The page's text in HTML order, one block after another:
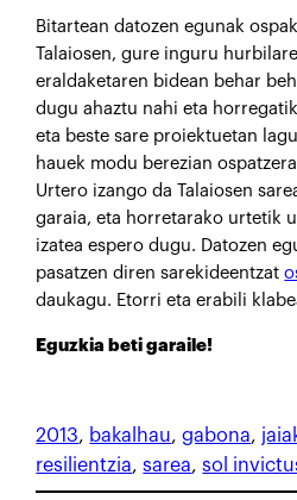
Bitartean datozen egunak
Talaiosen, gure inguru
eraldaketaren bidean behar
dugu ahaztu nahi eta horregatik
eta beste sare proiektuetan
hauek modu berezian
Urtero izango da Talaiosen
garaia, eta horretarako urtetik
izatea espero dugu. Datozen
pasatzen diren sarekideentzat
daukagu. Etorri eta erabili
Eguzkia beti garaile!
2013, bakalhau, gabona,
resilientzia, sarea, sol